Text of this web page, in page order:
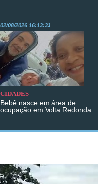
02/08/2026 16:13:33
CIDADES
Bebê nasce em área de
ocupação em Volta Redonda